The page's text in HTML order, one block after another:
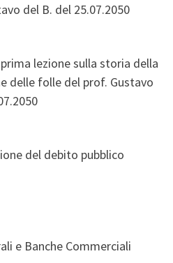
del B. del 25.07.2050
lezione sulla storia della
delle folle del prof. Gustavo
del debito pubblico
e Banche Commerciali